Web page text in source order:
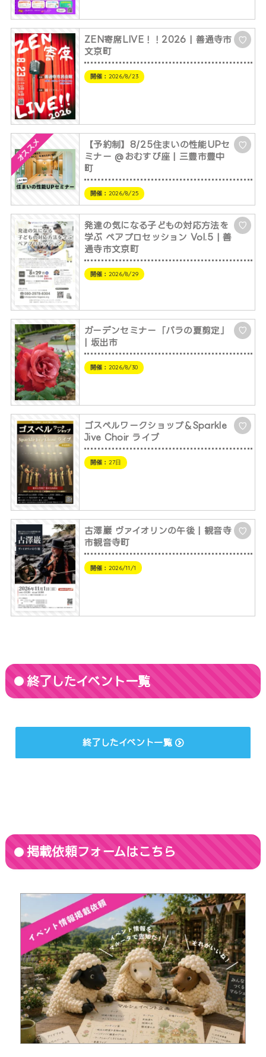
ZEN寄席LIVE！！2026 | 善通寺市
文京町
♡
開催： 2026/8/23
オススメ
【予約制】8/25住まいの性能UPセ
ミナー @おむすび座 | 三豊市豊中
町
♡
開催： 2026/8/25
発達の気になる子どもの対応方法を
学ぶ ペアプロセッション Vol.5 | 善
通寺市文京町
♡
開催： 2026/8/29
ガーデンセミナー「バラの夏剪定」
| 坂出市
♡
開催： 2026/8/30
ゴスペルワークショップ＆Sparkle
Jive Choir ライブ
♡
開催： 27日
古澤巖 ヴァイオリンの午後 | 観音寺
市観音寺町
♡
開催： 2026/11/1
終了したイベント一覧
終了したイベント一覧
掲載依頼フォームはこちら